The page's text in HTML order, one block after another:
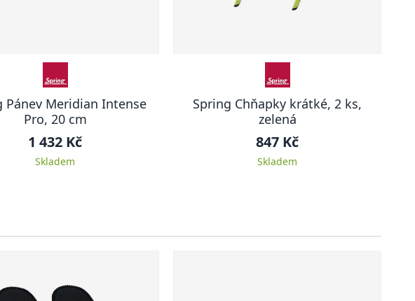
Pánev Meridian Intense
Pro, 20 cm
1 432 Kč
Skladem
Spring Chňapky krátké, 2 ks,
zelená
847 Kč
Skladem